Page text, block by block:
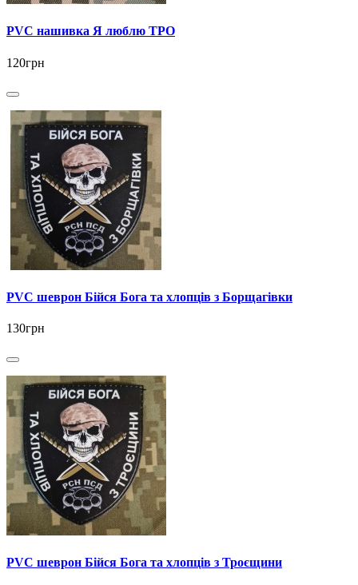
PVC нашивка Я люблю ТРО
120грн
PVC шеврон Бійся Бога та хлопців з Борщагівки
130грн
PVC шеврон Бійся Бога та хлопців з Троєщини